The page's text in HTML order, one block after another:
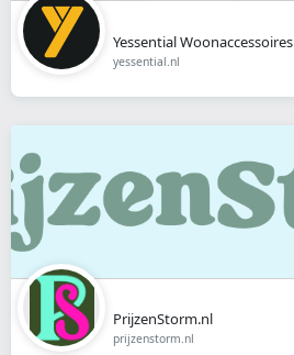
Yessential Woonaccessoires
yessential.nl
PrijzenStorm.nl
prijzenstorm.nl